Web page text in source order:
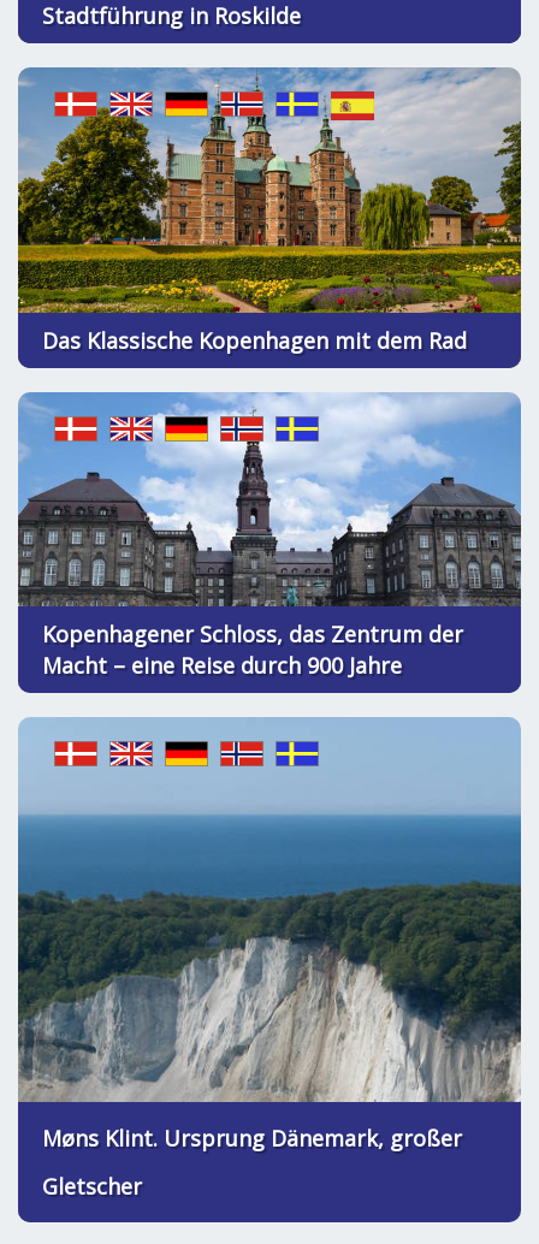
Stadtführung in Roskilde
Das Klassische Kopenhagen mit dem Rad
Kopenhagener Schloss, das Zentrum der
Macht – eine Reise durch 900 Jahre
Møns Klint. Ursprung Dänemark, großer
Gletscher